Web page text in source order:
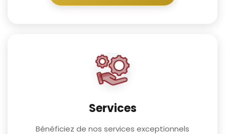
Services
Bénéficiez de nos services exceptionnels